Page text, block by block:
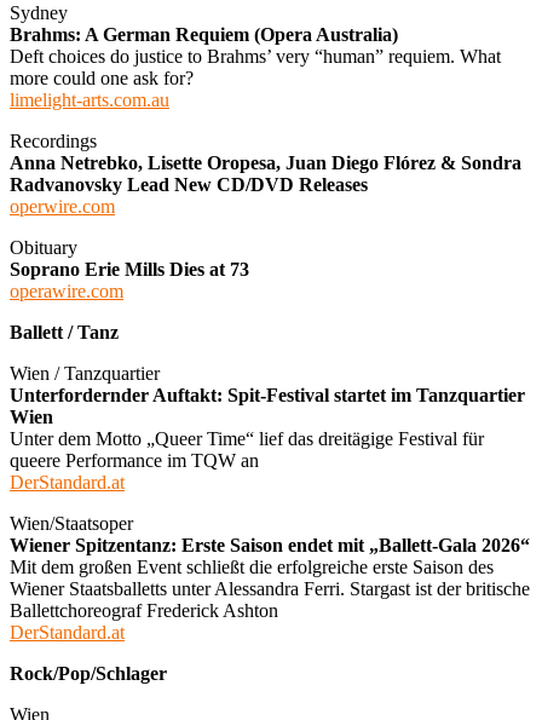
Sydney
Brahms: A German Requiem (Opera Australia)
Deft choices do justice to Brahms’ very “human” requiem. What
more could one ask for?
limelight-arts.com.au
Recordings
Anna Netrebko, Lisette Oropesa, Juan Diego Flórez & Sondra
Radvanovsky Lead New CD/DVD Releases
operwire.com
Obituary
Soprano Erie Mills Dies at 73
operawire.com
Ballett / Tanz
Wien / Tanzquartier
Unterfordernder Auftakt: Spit-Festival startet im Tanzquartier
Wien
Unter dem Motto „Queer Time“ lief das dreitägige Festival für
queere Performance im TQW an
DerStandard.at
Wien/Staatsoper
Wiener Spitzentanz: Erste Saison endet mit „Ballett-Gala 2026“
Mit dem großen Event schließt die erfolgreiche erste Saison des
Wiener Staatsballetts unter Alessandra Ferri. Stargast ist der britische
Ballettchoreograf Frederick Ashton
DerStandard.at
Rock/Pop/Schlager
Wien